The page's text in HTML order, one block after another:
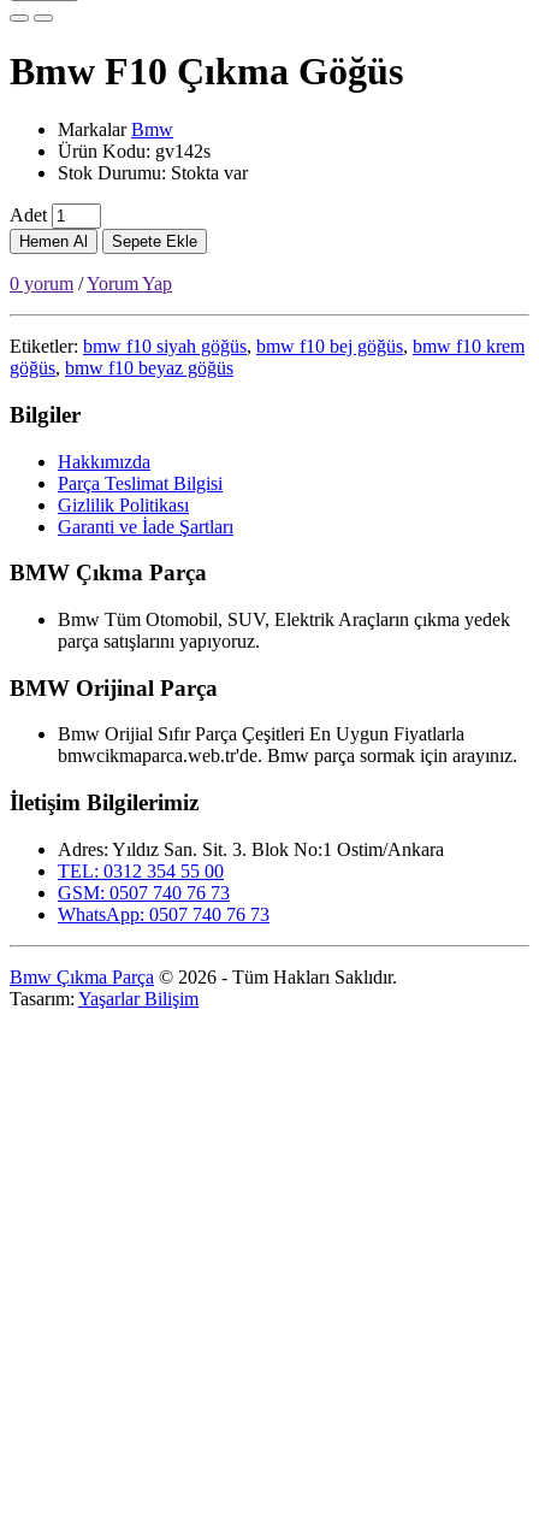
Bmw F10 Çıkma Göğüs
MarkalarBmw
Ürün Kodu: gv142s
Stok Durumu: Stokta var
Adet
Hemen Al Sepete Ekle
0 yorum /Yorum Yap
Etiketler: bmw f10 siyah göğüs, bmw f10 bej göğüs, bmw f10 krem
göğüs, bmw f10 beyaz göğüs
Bilgiler
Hakkımızda
Parça Teslimat Bilgisi
Gizlilik Politikası
Garanti ve İade Şartları
BMW Çıkma Parça
Bmw Tüm Otomobil, SUV, Elektrik Araçların çıkma yedek
parça satışlarını yapıyoruz.
BMW Orijinal Parça
Bmw Orijial Sıfır Parça Çeşitleri En Uygun Fiyatlarla
bmwcikmaparca.web.tr'de. Bmw parça sormak için arayınız.
İletişim Bilgilerimiz
Adres: Yıldız San. Sit. 3. Blok No:1 Ostim/Ankara
TEL: 0312 354 55 00
GSM: 0507 740 76 73
WhatsApp: 0507 740 76 73
Bmw Çıkma Parça © 2026 - Tüm Hakları Saklıdır.
Tasarım: Yaşarlar Bilişim